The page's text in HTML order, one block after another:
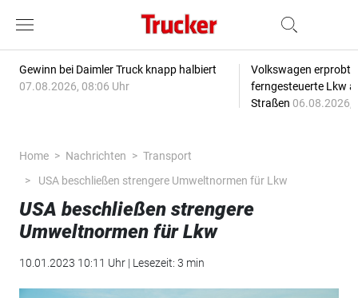
Gewinn bei Daimler Truck knapp halbiert
07.08.2026, 08:06 Uhr
Volkswagen erprobt
ferngesteuerte Lkw
Straßen 06.08.2026,
Home Nachrichten
Transport
USA beschließen strengere Umweltnormen für Lkw
USA beschließen strengere
Umweltnormen für Lkw
10.01.2023 10:11 Uhr | Lesezeit: 3 min